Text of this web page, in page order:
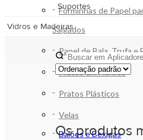
Forminhas de Papel
Salgados
Papel de Bala, Trufa e
Pratos em Acrílico
Pratos Plásticos
Velas
Balões e Bexigas
Suportes
Vidros e Madeiras
Os produtos